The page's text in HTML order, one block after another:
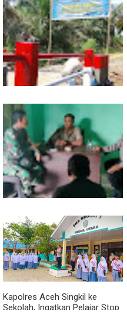
Warung Kopi Jadi Ruang
Komsos, Babinsa Ajak Warga
Jaga Keamanan Lingkungan
Sentuhan Akhir Jembatan
Garuda Dikebut, Kodim 0118
Optimistis Tepat Waktu
Babinsa dan Bhabinkamtibmas
Kompak Gaungkan Gerakan
Kibarkan Merah Putih
Kapolres Aceh Singkil ke
Sekolah, Ingatkan Pelajar Stop